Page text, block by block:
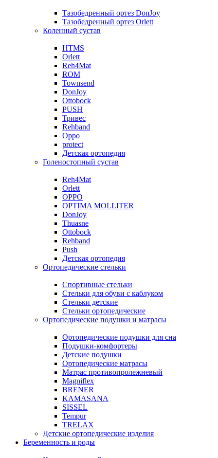
Тазобедренный ортез DonJoy
Тазобедренный ортез Orlett
Коленный сустав
HTMS
Orlett
Reh4Mat
ROM
Townsend
DonJoy
Ottobock
PUSH
Тривес
Rehband
Oppo
protect
Детская ортопедия
Голеностопный сустав
Reh4Mat
Orlett
OPPO
OPTIMA MOLLITER
DonJoy
Thuasne
Ottobock
Rehband
Push
Детская ортопедия
Ортопедические стельки
Спортивные стельки
Стельки для обуви с каблуком
Стельки детские
Стельки ортопедические
Ортопедические подушки и матрасы
Ортопедические подушки для сна
Подушки-комфортеры
Детские подушки
Ортопедические матрасы
Матрас противопролежневый
Magniflex
BRENER
KAMASANA
SISSEL
Tempur
TRELAX
Детские ортопедические изделия
Беременность и роды